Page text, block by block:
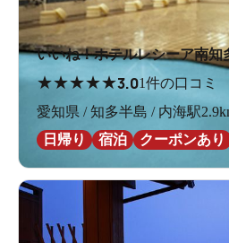
いいね！ホテルレシーア南知
★★★★★3.01件の口コミ
愛知県 / 知多半島 / 内海駅
日帰り
宿泊 クーポンあり